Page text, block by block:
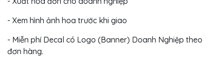
- Xem hình ảnh hoa trước khi giao
- Miễn phí Decal có Logo (Banner) Doanh Nghiệp theo
đơn hàng.